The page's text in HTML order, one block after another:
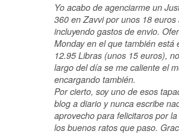
Yo acabo de agenciarme un
360 en Zavvi por unos 18 euros
incluyendo gastos de envio.
Monday en el que también está
12.95 Libras (unos 15 euros),
largo del día se me caliente el
encargando también.
Por cierto, soy uno de esos
blog a diario y nunca escribe
aprovecho para felicitaros por
los buenos ratos que paso.